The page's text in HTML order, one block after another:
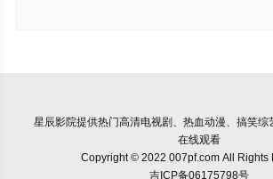
星辰影院提供热门高清电视剧、热血动漫、搞笑综
在线观看
Copyright © 2022 007pf.com All Rights
吉ICP备06175798号